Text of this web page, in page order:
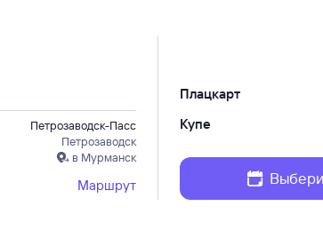
Петрозаводск-Пасс
Петрозаводск
в Мурманск
Маршрут
Плацкарт
Купе